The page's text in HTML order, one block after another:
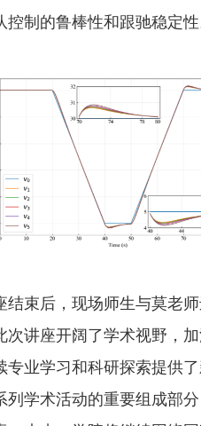
控制的鲁棒性和跟驰稳定性
结束后，现场师生与莫老
次讲座开阔了学术视野，
专业学习和科研探索提供
列学术活动的重要组成部